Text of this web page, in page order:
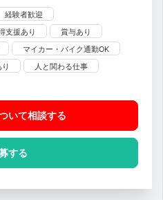
経験者歓迎
支援あり
賞与あり
マイカー・バイク通勤OK
人と関わる仕事
いて相談する
する